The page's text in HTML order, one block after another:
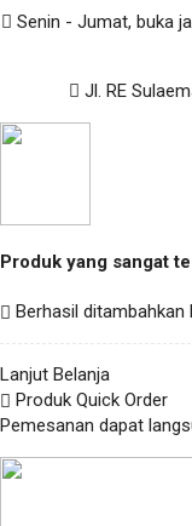
Senin - Jumat, buka
Jl. RE
Produk yang sangat
Berhasil ditambahkan
Lanjut Belanja
Produk Quick Order
Pemesanan dapat